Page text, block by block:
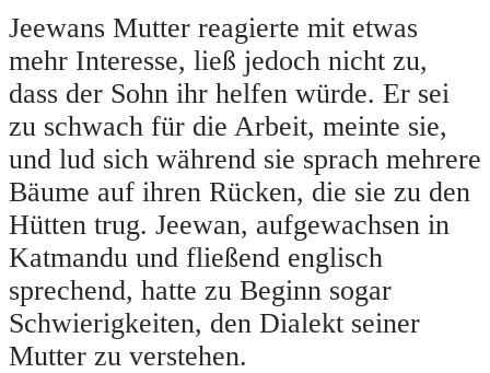
Jeewans Mutter reagierte mit etwas
mehr Interesse, ließ jedoch nicht zu,
dass der Sohn ihr helfen würde. Er sei
zu schwach für die Arbeit, meinte sie,
und lud sich während sie sprach mehrere
Bäume auf ihren Rücken, die sie zu den
Hütten trug. Jeewan, aufgewachsen in
Katmandu und fließend englisch
sprechend, hatte zu Beginn sogar
Schwierigkeiten, den Dialekt seiner
Mutter zu verstehen.